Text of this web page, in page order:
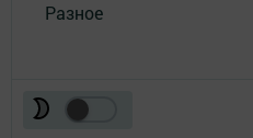
Разное